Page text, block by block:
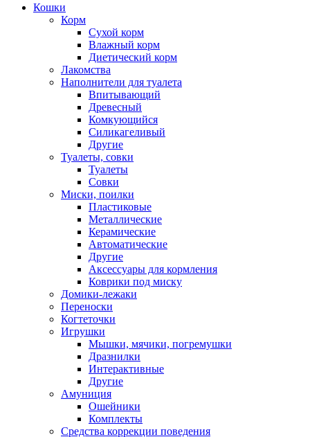
Кошки
Корм
Сухой корм
Влажный корм
Диетический корм
Лакомства
Наполнители для туалета
Впитывающий
Древесный
Комкующийся
Силикагеливый
Другие
Туалеты, совки
Туалеты
Совки
Миски, поилки
Пластиковые
Металлические
Керамические
Автоматические
Другие
Аксессуары для кормления
Коврики под миску
Домики-лежаки
Переноски
Когтеточки
Игрушки
Мышки, мячики, погремушки
Дразнилки
Интерактивные
Другие
Амуниция
Ошейники
Комплекты
Средства коррекции поведения